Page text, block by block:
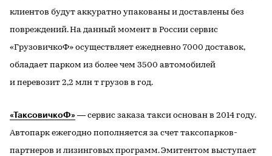
клиентов будут аккуратно упакованы и доставлены без
повреждений. На данный момент в России сервис
«ГрузовичкоФ» осуществляет ежедневно 7000 доставок,
обладает парком из более чем 3500 автомобилей
и перевозит 2,2 млн т грузов в год.
«ТаксовичкоФ» — сервис заказа такси основан в 2014 году.
Автопарк ежегодно пополняется за счет таксопарков-
партнеров и лизинговых программ. Эмитентом выступает